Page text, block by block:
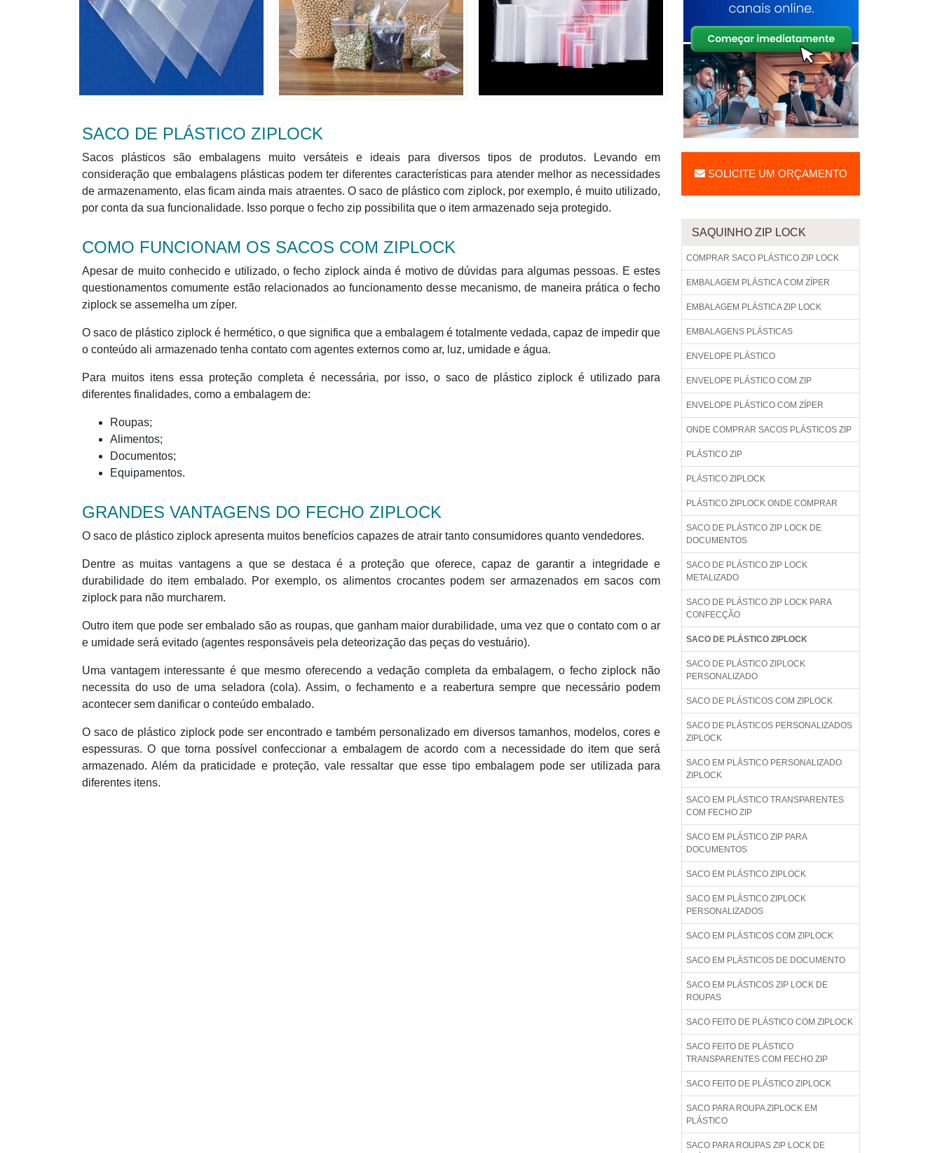
SACO DE PLÁSTICO ZIPLOCK
Sacos plásticos são embalagens muito versáteis e ideais para diversos tipos de produtos. Levando em
consideração que embalagens plásticas podem ter diferentes características para atender melhor as necessidades
de armazenamento, elas ficam ainda mais atraentes. O saco de plástico com ziplock, por exemplo, é muito utilizado,
por conta da sua funcionalidade. Isso porque o fecho zip possibilita que o item armazenado seja protegido.
COMO FUNCIONAM OS SACOS COM ZIPLOCK
Apesar de muito conhecido e utilizado, o fecho ziplock ainda é motivo de dúvidas para algumas pessoas. E estes
questionamentos comumente estão relacionados ao funcionamento desse mecanismo, de maneira prática o fecho
ziplock se assemelha um zíper.
O saco de plástico ziplock é hermético, o que significa que a embalagem é totalmente vedada, capaz de impedir que
o conteúdo ali armazenado tenha contato com agentes externos como ar, luz, umidade e água.
Para muitos itens essa proteção completa é necessária, por isso, o saco de plástico ziplock é utilizado para
diferentes finalidades, como a embalagem de:
Roupas;
Alimentos;
Documentos;
Equipamentos.
GRANDES VANTAGENS DO FECHO ZIPLOCK
O saco de plástico ziplock apresenta muitos benefícios capazes de atrair tanto consumidores quanto vendedores.
Dentre as muitas vantagens a que se destaca é a proteção que oferece, capaz de garantir a integridade e
durabilidade do item embalado. Por exemplo, os alimentos crocantes podem ser armazenados em sacos com
ziplock para não murcharem.
Outro item que pode ser embalado são as roupas, que ganham maior durabilidade, uma vez que o contato com o ar
e umidade será evitado (agentes responsáveis pela deteorização das peças do vestuário).
Uma vantagem interessante é que mesmo oferecendo a vedação completa da embalagem, o fecho ziplock não
necessita do uso de uma seladora (cola). Assim, o fechamento e a reabertura sempre que necessário podem
acontecer sem danificar o conteúdo embalado.
O saco de plástico ziplock pode ser encontrado e também personalizado em diversos tamanhos, modelos, cores e
espessuras. O que torna possível confeccionar a embalagem de acordo com a necessidade do item que será
armazenado. Além da praticidade e proteção, vale ressaltar que esse tipo embalagem pode ser utilizada para
diferentes itens.
SOLICITE UM ORÇAMENTO
SAQUINHO ZIP LOCK
COMPRAR SACO PLÁSTICO ZIP LOCK
EMBALAGEM PLÁSTICA COM ZÍPER
EMBALAGEM PLÁSTICA ZIP LOCK
EMBALAGENS PLÁSTICAS
ENVELOPE PLÁSTICO
ENVELOPE PLÁSTICO COM ZIP
ENVELOPE PLÁSTICO COM ZÍPER
ONDE COMPRAR SACOS PLÁSTICOS ZIP
PLÁSTICO ZIP
PLÁSTICO ZIPLOCK
PLÁSTICO ZIPLOCK ONDE COMPRAR
SACO DE PLÁSTICO ZIP LOCK DE
DOCUMENTOS
SACO DE PLÁSTICO ZIP LOCK
METALIZADO
SACO DE PLÁSTICO ZIP LOCK PARA
CONFECÇÃO
SACO DE PLÁSTICO ZIPLOCK
SACO DE PLÁSTICO ZIPLOCK
PERSONALIZADO
SACO DE PLÁSTICOS COM ZIPLOCK
SACO DE PLÁSTICOS PERSONALIZADOS
ZIPLOCK
SACO EM PLÁSTICO PERSONALIZADO
ZIPLOCK
SACO EM PLÁSTICO TRANSPARENTES
COM FECHO ZIP
SACO EM PLÁSTICO ZIP PARA
DOCUMENTOS
SACO EM PLÁSTICO ZIPLOCK
SACO EM PLÁSTICO ZIPLOCK
PERSONALIZADOS
SACO EM PLÁSTICOS COM ZIPLOCK
SACO EM PLÁSTICOS DE DOCUMENTO
SACO EM PLÁSTICOS ZIP LOCK DE
ROUPAS
SACO FEITO DE PLÁSTICO COM ZIPLOCK
SACO FEITO DE PLÁSTICO
TRANSPARENTES COM FECHO ZIP
SACO FEITO DE PLÁSTICO ZIPLOCK
SACO PARA ROUPA ZIPLOCK EM
PLÁSTICO
SACO PARA ROUPAS ZIP LOCK DE